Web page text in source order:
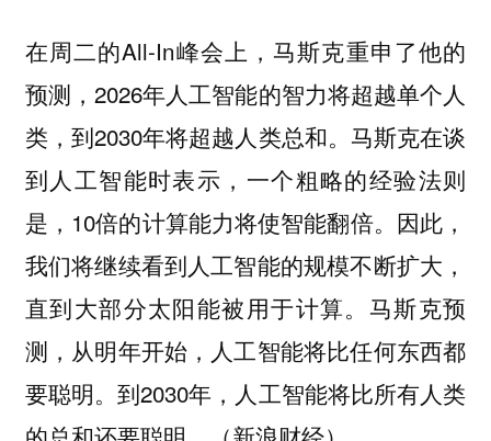
在周二的All-In峰会上，马斯克重申了他的
预测，2026年人工智能的智力将超越单个人
类，到2030年将超越人类总和。马斯克在谈
到人工智能时表示，一个粗略的经验法则
是，10倍的计算能力将使智能翻倍。因此，
我们将继续看到人工智能的规模不断扩大，
直到大部分太阳能被用于计算。马斯克预
测，从明年开始，人工智能将比任何东西都
要聪明。到2030年，人工智能将比所有人类